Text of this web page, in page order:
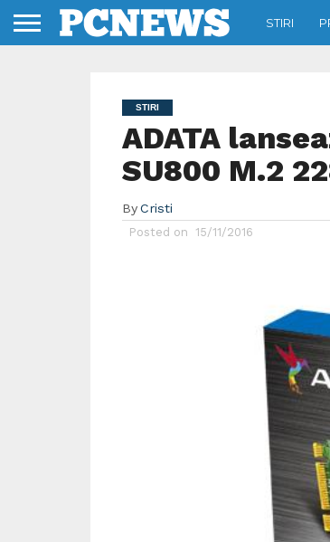
STIRI
STIRI
ADATA
SU800 M.2
By Cristi
Posted on 15/11/2016